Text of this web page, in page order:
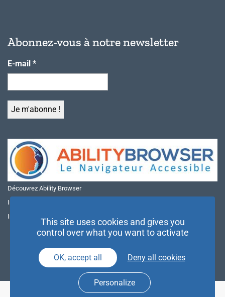
Abonnez-vous à notre newsletter
E-mail *
Découvrez Ability Browser
Installer Ability Browser sur Windows
Installer Ability Browser sur Mac
This site uses cookies and gives you
control over what you want to activate
OK, accept all Deny all cookies
Personalize